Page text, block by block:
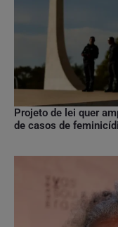
Projeto de lei quer
de casos de